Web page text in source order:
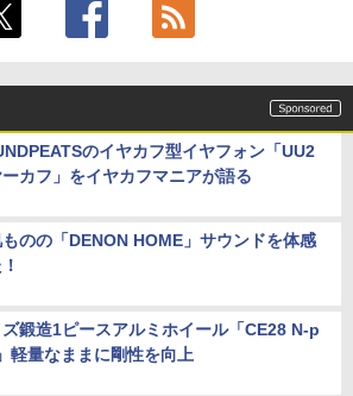
のイヤカフ型イヤフォン「UU2
カフ」をイヤカフマニアが語る
のの「DENON HOME」サウンドを体感
ズ鍛造1ピースアルミホイール「CE28 N-p
軽量なままに剛性を向上